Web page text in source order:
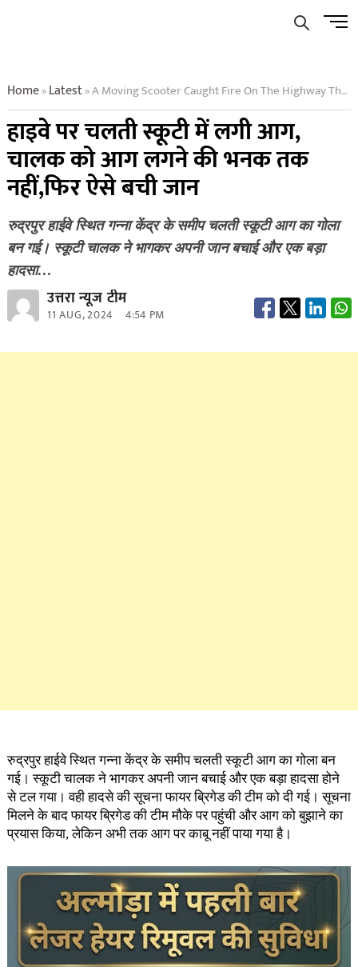
Menu
Home»Latest»A Moving Scooter Caught Fire On The Highway The Driver Had No Idea About The Fire Then His Life Was Saved Like This
हाइवे पर चलती स्कूटी में लगी आग,
चालक को आग लगने की भनक तक
नहीं,फिर ऐसे बची जान
रुद्रपुर हाईवे स्थित गन्ना केंद्र के समीप चलती स्कूटी आग का गोला
बन गई। स्कूटी चालक ने भागकर अपनी जान बचाई और एक बड़ा
हादसा…
उत्तरा न्यूज टीम
11 AUG, 2024 4:54 PM
रुद्रपुर हाईवे स्थित गन्ना केंद्र के समीप चलती स्कूटी आग का गोला बन
गई। स्कूटी चालक ने भागकर अपनी जान बचाई और एक बड़ा हादसा होने
से टल गया। वही हादसे की सूचना फायर ब्रिगेड की टीम को दी गई। सूचना
मिलने के बाद फायर ब्रिगेड की टीम मौके पर पहुंची और आग को बुझाने का
प्रयास किया, लेकिन अभी तक आग पर काबू नहीं पाया गया है।